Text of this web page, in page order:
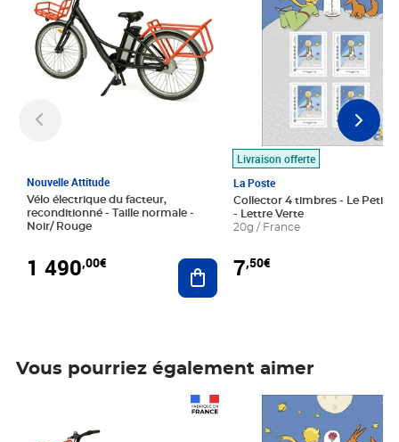
Nouvelle Attitude
Vélo électrique du facteur,
reconditionné - Taille normale -
Noir/ Rouge
1 490,00€ Ajouter au panier
Livraison offerte
La Poste
Collector 4 timbres - Le Petit
- Lettre Verte
20g / France
7,50€
Vous pourriez également aimer
Prix 7,50€